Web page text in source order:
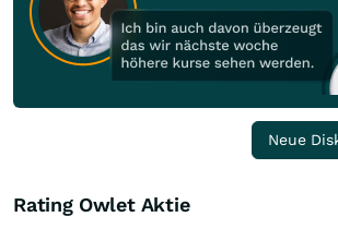
Neue
Rating Owlet Aktie